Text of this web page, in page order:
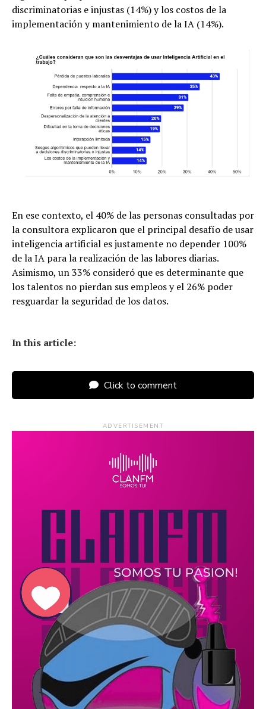
discriminatorias e injustas (14%) y los costos de la
implementación y mantenimiento de la IA (14%).
En ese contexto, el 40% de las personas consultadas por
la consultora explicaron que el principal desafío de usar
inteligencia artificial es justamente no depender 100%
de la IA para la realización de las labores diarias.
Asimismo, un 33% consideró que es determinante que
los talentos no pierdan sus empleos y el 26% poder
resguardar la seguridad de los datos.
In this article:
Click to comment
ADVERTISEMENT